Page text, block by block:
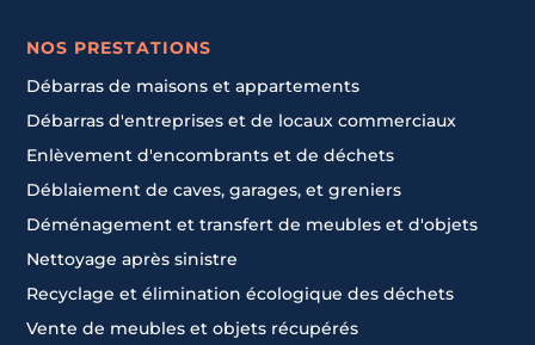
NOS PRESTATIONS
Débarras de maisons et appartements
Débarras d'entreprises et de locaux commerciaux
Enlèvement d'encombrants et de déchets
Déblaiement de caves, garages, et greniers
Déménagement et transfert de meubles et d'objets
Nettoyage après sinistre
Recyclage et élimination écologique des déchets
Vente de meubles et objets récupérés